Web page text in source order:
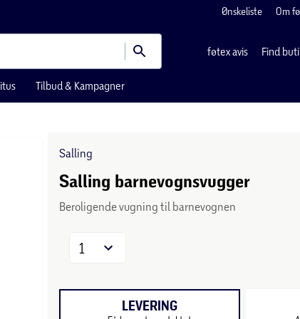
Ønskeliste Om
føtex avis Find
Tilbud & Kampagner
Salling
Salling barnevognsvugger
Beroligende vugning til barnevognen
1
LEVERING